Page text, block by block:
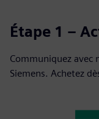
Étape 1 –
Communiquez avec
Siemens. Achetez